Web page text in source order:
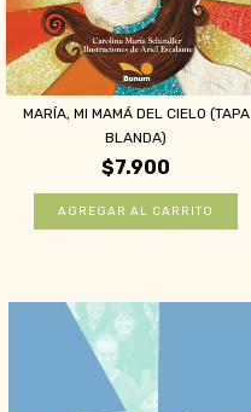
MARÍA, MI MAMÁ DEL CIELO (TAPA
BLANDA)
$7.900